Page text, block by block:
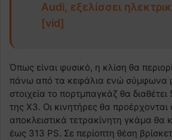
Audi, εξελίσσει
[vid]
Όπως είναι φυσικό, η κλίση θα
πάνω από τα κεφάλια ενώ σύμφωνα
στοιχεία το πορτμπαγκάζ θα
της X3. Οι κινητήρες θα
αποκλειστικά τετρακίνητη γκάμα θα
έως 313 PS. Σε περίοπτη θέση